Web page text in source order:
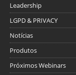
Leadership
LGPD & PRIVACY
Notícias
Produtos
Próximos Webinars